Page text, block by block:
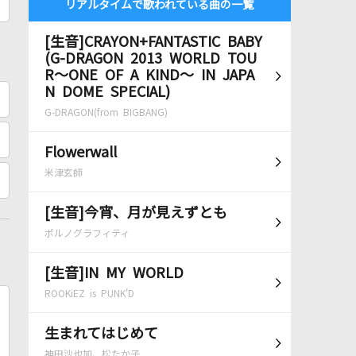
リアルタイムで歌われている曲の一覧
[生音]CRAYON+FANTASTIC BABY
(G-DRAGON 2013 WORLD TOU
R～ONE OF A KIND～ IN JAPA
N DOME SPECIAL)
G-DRAGON(from BIGBANG)
Flowerwall
米津玄師
[生音]今宵、月が見えずとも
ポルノグラフィティ
[生音]IN MY WORLD
ROOKiEZ is PUNK'D
生まれてはじめて